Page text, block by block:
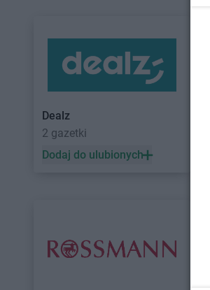
Dealz
2 gazetki
Dodaj do ulubionych